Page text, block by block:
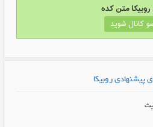
روبیکا متن کده
کانال شوید
پیشنهادی روبیکا